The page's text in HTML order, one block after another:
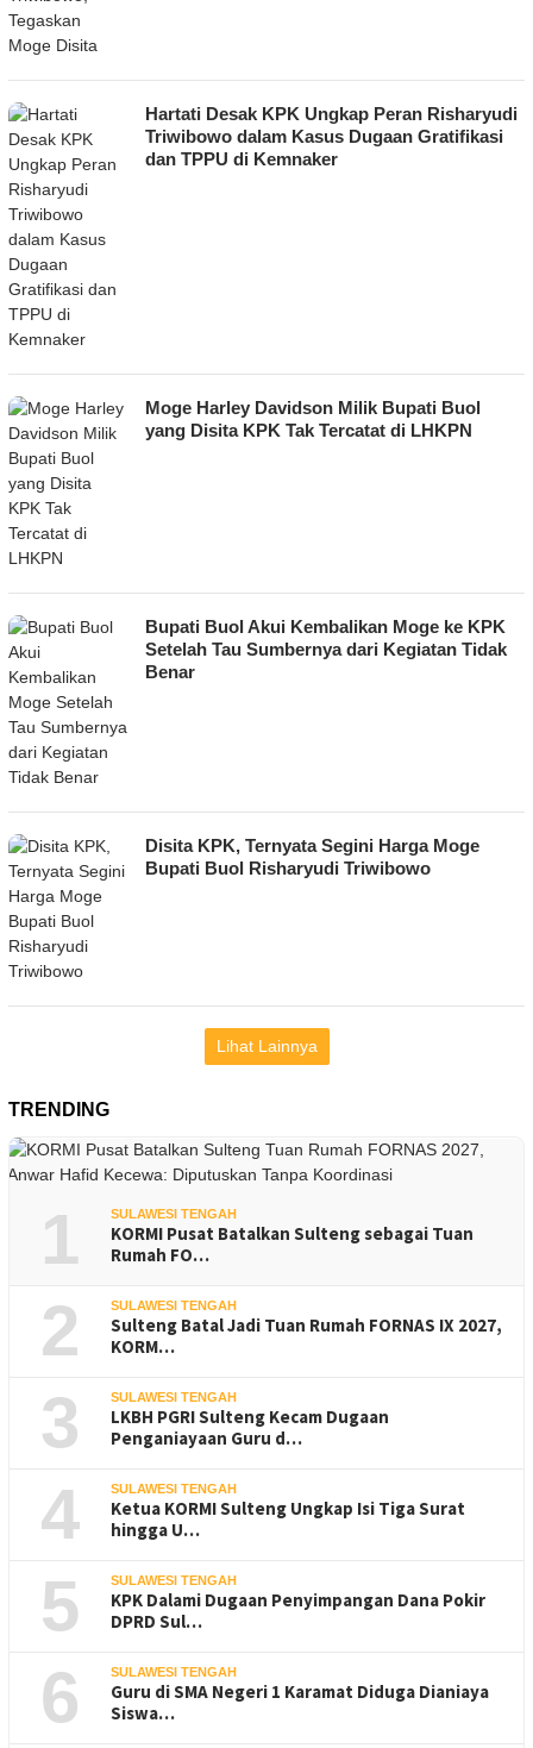
Hartati Desak KPK Ungkap Peran Risharyudi
Triwibowo dalam Kasus Dugaan Gratifikasi
dan TPPU di Kemnaker
Moge Harley Davidson Milik Bupati Buol
yang Disita KPK Tak Tercatat di LHKPN
Bupati Buol Akui Kembalikan Moge ke KPK
Setelah Tau Sumbernya dari Kegiatan Tidak
Benar
Disita KPK, Ternyata Segini Harga Moge
Bupati Buol Risharyudi Triwibowo
Lihat Lainnya
TRENDING
1 SULAWESI TENGAH
KORMI Pusat Batalkan Sulteng sebagai Tuan
Rumah FO…
2 SULAWESI TENGAH
Sulteng Batal Jadi Tuan Rumah FORNAS IX 2027,
KORM…
3 SULAWESI TENGAH
LKBH PGRI Sulteng Kecam Dugaan
Penganiayaan Guru d…
4 SULAWESI TENGAH
Ketua KORMI Sulteng Ungkap Isi Tiga Surat
hingga U…
5 SULAWESI TENGAH
KPK Dalami Dugaan Penyimpangan Dana Pokir
DPRD Sul…
6 SULAWESI TENGAH
Guru di SMA Negeri 1 Karamat Diduga Dianiaya
Siswa…